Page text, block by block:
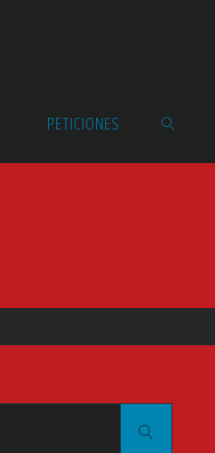
PETICIONES
Buscar